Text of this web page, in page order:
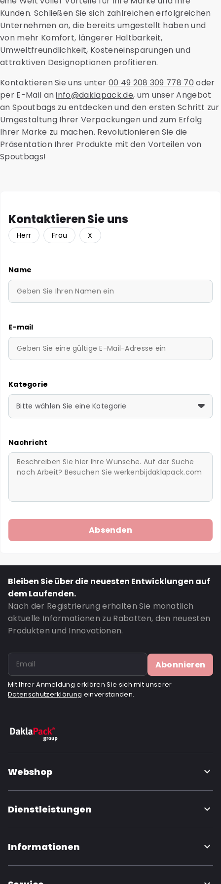
Kunden. Schließen Sie sich zahlreichen erfolgreichen
Unternehmen an, die bereits umgestellt haben und
von mehr Komfort, längerer Haltbarkeit,
Umweltfreundlichkeit, Kosteneinsparungen und
attraktiven Designoptionen profitieren.
Kontaktieren Sie uns unter 00 49 208 309 778 70 oder
per E-Mail aninfo@daklapack.de, um unser Angebot
an Spoutbags zu entdecken und den ersten Schritt zur
Umgestaltung Ihrer Verpackungen und zum Erfolg
Ihrer Marke zu machen. Revolutionieren Sie die
Präsentation Ihrer Produkte mit den Vorteilen von
Spoutbags!
Kontaktieren Sie uns
Herr Frau X
Name
E-mail
Kategorie
Bitte wählen Sie eine Kategorie
Nachricht
Bleiben Sie über die neuesten Entwicklungen auf
dem Laufenden.
Nach der Registrierung erhalten Sie monatlich
aktuelle Informationen zu Rabatten, den neuesten
Produkten und Innovationen.
Abonnieren
Mit Ihrer Anmeldung erklären Sie sich mit unserer
Datenschutzerklärung einverstanden.
Webshop
Dienstleistungen
Informationen